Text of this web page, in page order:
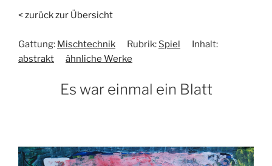
< zurück zur Übersicht
Gattung: Mischtechnik Rubrik: Spiel
Inhalt:
abstrakt
ähnliche Werke
Es war einmal ein Blatt